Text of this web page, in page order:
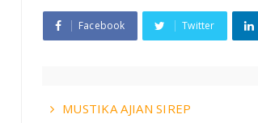
Facebook Twitter
MUSTIKA AJIAN SIREP